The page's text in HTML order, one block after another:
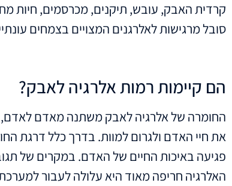
קרדית האבק, עובש, תיקנים, מכרסמים, חיות
סובל מרגישות לאלרגנים המצויים בצמחים
הם קיימות רמות אלרגיה לאבק?
החומרה של אלרגיה לאבק משתנה מאדם לאדם,
את חיי האדם ולגרום למוות. בדרך כלל דרגת
פגיעה באיכות החיים של האדם. במקרים של
האלרגיה חריפה מאוד היא עלולה לעבור